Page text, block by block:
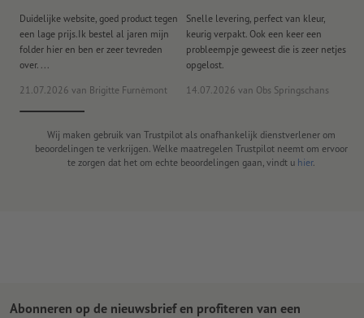
Duidelijke website, goed product tegen
een lage prijs.Ik bestel al jaren mijn
folder hier en ben er zeer tevreden
over. ...
21.07.2026 van Brigitte Furnèmont
Snelle levering, perfect van kleur,
keurig verpakt. Ook een keer een
probleempje geweest die is zeer netjes
opgelost.
14.07.2026 van Obs Springschans
Wij maken gebruik van Trustpilot als onafhankelijk dienstverlener om
beoordelingen te verkrijgen. Welke maatregelen Trustpilot neemt om ervoor
te zorgen dat het om echte beoordelingen gaan, vindt u hier.
Abonneren op de nieuwsbrief en profiteren van een